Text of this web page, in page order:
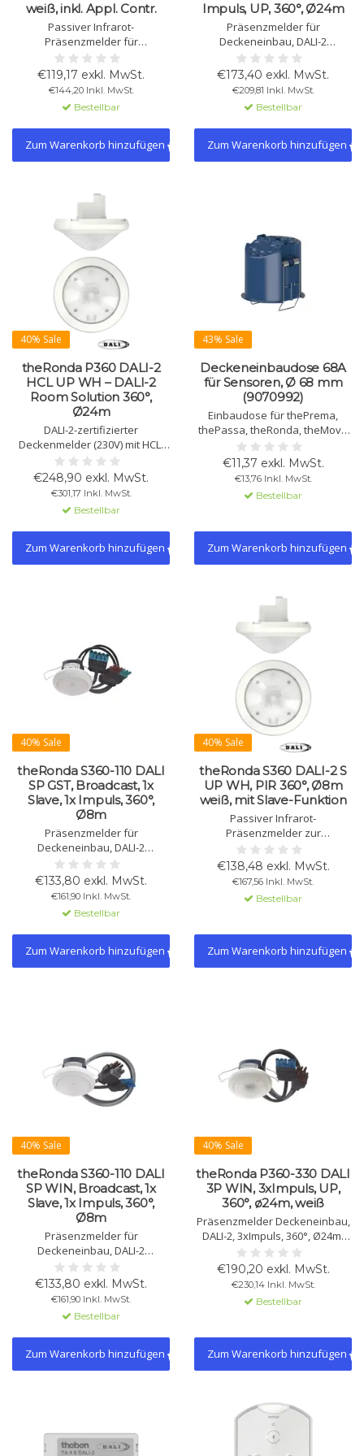
weiß, inkl. Appl. Contr.
Passiver Infrarot-
Präsenzmelder für
Deckenmontage. DALI-2, 360°
Erfassung bis Ø8 m.
Automatische Lichtsteuerung,
dimmbar, eco plus, IP54,
schnelle Inbetriebnahme.
€119,17 exkl. MwSt.
€144,20 Inkl. MwSt.
Bestellbar
Zum Warenkorb hinzufügen
Impuls, UP, 360°, Ø24m
Präsenzmelder für
Deckeneinbau, DALI-2
Broadcast, 360° Erfassung
(Ø24m), 1x Slave, 1x Impuls,
automatische Lichtregelung,
dimmbar, mit WAGO WINSTA
Stecker und Anschlusskabel.
€173,40 exkl. MwSt.
€209,81 Inkl. MwSt.
Bestellbar
Zum Warenkorb hinzufügen
40% Sale
theRonda P360 DALI-2
HCL UP WH – DALI-2
Room Solution 360°,
Ø24m
DALI-2-zertifizierter
Deckenmelder (230V) mit HCL,
RGBW, zeitgesteuerten
Funktionen und App-Steuerung.
360° Erfassung bis Ø24m, 4
Lichtkanäle, IP54.
€248,90 exkl. MwSt.
€301,17 Inkl. MwSt.
Bestellbar
Zum Warenkorb hinzufügen
43% Sale
Deckeneinbaudose 68A
für Sensoren, Ø 68 mm
(9070992)
Einbaudose für thePrema,
thePassa, theRonda, theMova
P, PresenceLight 360, compact
office, passage und passimo.
Mit Zugentlastung und
Berührungsschutz. Ø 67,5 mm.
€11,37 exkl. MwSt.
€13,76 Inkl. MwSt.
Bestellbar
Zum Warenkorb hinzufügen
40% Sale
theRonda S360-110 DALI
SP GST, Broadcast, 1x
Slave, 1x Impuls, 360°,
Ø8m
Präsenzmelder für
Deckeneinbau, DALI-2
Broadcast, 1xSlave, 1xImpuls,
GST Stecker, 360°, Ø8m.
Automatische Lichtregelung,
energiesparend.
€133,80 exkl. MwSt.
€161,90 Inkl. MwSt.
Bestellbar
Zum Warenkorb hinzufügen
40% Sale
theRonda S360 DALI-2 S
UP WH, PIR 360°, Ø8m
weiß, mit Slave-Funktion
Passiver Infrarot-
Präsenzmelder zur
Deckenmontage. DALI-2
zertifiziert, 360° Erfassung,
Ø9m, sendet Präsenz- und
Lichtinfos per DALI-Telegramm.
€138,48 exkl. MwSt.
€167,56 Inkl. MwSt.
Bestellbar
Zum Warenkorb hinzufügen
40% Sale
theRonda S360-110 DALI
SP WIN, Broadcast, 1x
Slave, 1x Impuls, 360°,
Ø8m
Präsenzmelder für
Deckeneinbau, DALI-2
Broadcast, 1xSlave, 1xImpuls,
WINSTA Stecker, 360°, Ø8m.
Automatische Lichtregelung,
energiesparend.
€133,80 exkl. MwSt.
€161,90 Inkl. MwSt.
Bestellbar
Zum Warenkorb hinzufügen
40% Sale
theRonda P360-330 DALI
3P WIN, 3xImpuls, UP,
360°, ø24m, weiß
Präsenzmelder Deckeneinbau,
DALI-2, 3xImpuls, 360°, Ø24m,
mit WAGO WINSTA Stecker,
einstellbare Lichtsteuerung,
energiesparend, einfache
Montage. Ideal für Büros und
öffentliche Gebäude.
€190,20 exkl. MwSt.
€230,14 Inkl. MwSt.
Bestellbar
Zum Warenkorb hinzufügen